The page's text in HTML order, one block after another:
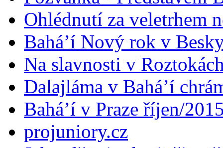
Ohlédnutí za veletrhem
Bahá’í Nový rok v
Na slavnosti v
Dalajláma v Bahá’í
Bahá’í v Praze říjen/
projuniory.cz